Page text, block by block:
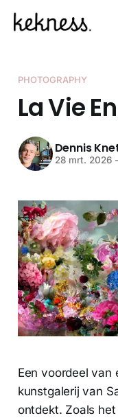
PHOTOGRAPHY
La Vie
Dennis
28 mrt. 2026
Een voordeel van
kunstgalerij van
ontdekt. Zoals